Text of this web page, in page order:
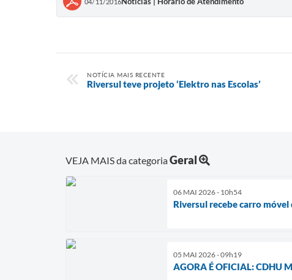
NOTÍCIA MAIS RECENTE
Riversul teve projeto ‘Elektro nas Escolas’
VEJA MAIS da categoriaGeral
06 MAI 2026 - 10h54
Riversul recebe carro
05 MAI 2026 - 09h19
AGORA É OFICIAL: CDHU